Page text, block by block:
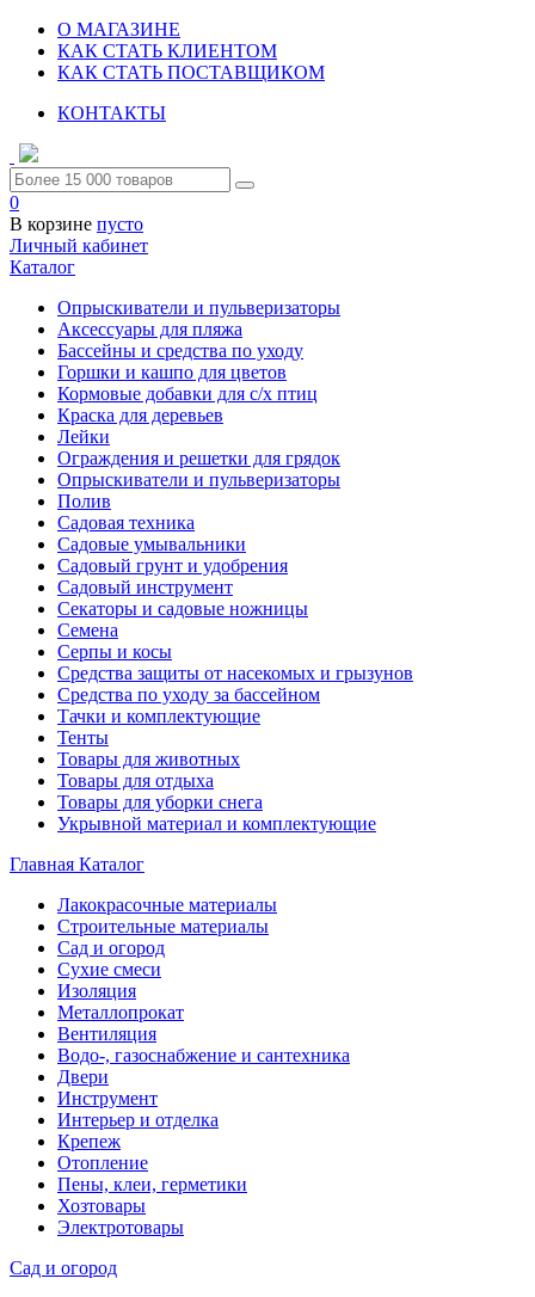
О МАГАЗИНЕ
КАК СТАТЬ КЛИЕНТОМ
КАК СТАТЬ ПОСТАВЩИКОМ
КОНТАКТЫ
0
В корзине пусто
Личный кабинет
Каталог
Опрыскиватели и пульверизаторы
Аксессуары для пляжа
Бассейны и средства по уходу
Горшки и кашпо для цветов
Кормовые добавки для с/х птиц
Краска для деревьев
Лейки
Ограждения и решетки для грядок
Опрыскиватели и пульверизаторы
Полив
Садовая техника
Садовые умывальники
Садовый грунт и удобрения
Садовый инструмент
Секаторы и садовые ножницы
Семена
Серпы и косы
Средства защиты от насекомых и грызунов
Средства по уходу за бассейном
Тачки и комплектующие
Тенты
Товары для животных
Товары для отдыха
Товары для уборки снега
Укрывной материал и комплектующие
Главная Каталог
Лакокрасочные материалы
Строительные материалы
Сад и огород
Сухие смеси
Изоляция
Металлопрокат
Вентиляция
Водо-, газоснабжение и сантехника
Двери
Инструмент
Интерьер и отделка
Крепеж
Отопление
Пены, клеи, герметики
Хозтовары
Электротовары
Сад и огород